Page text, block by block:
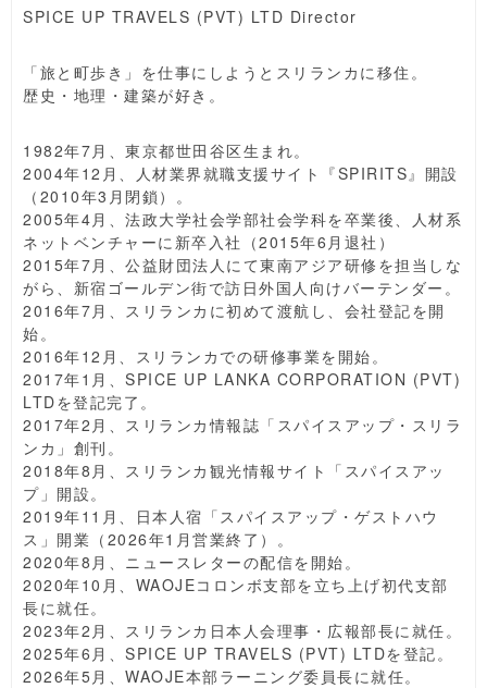
SPICE UP TRAVELS (PVT) LTD Director
「旅と町歩き」を仕事にしようとスリランカに移住。
歴史・地理・建築が好き。
1982年7月、東京都世田谷区生まれ。
2004年12月、人材業界就職支援サイト『SPIRITS』開設
（2010年3月閉鎖）。
2005年4月、法政大学社会学部社会学科を卒業後、人材系
ネットベンチャーに新卒入社（2015年6月退社）
2015年7月、公益財団法人にて東南アジア研修を担当しな
がら、新宿ゴールデン街で訪日外国人向けバーテンダー。
2016年7月、スリランカに初めて渡航し、会社登記を開
始。
2016年12月、スリランカでの研修事業を開始。
2017年1月、SPICE UP LANKA CORPORATION (PVT)
LTDを登記完了。
2017年2月、スリランカ情報誌「スパイスアップ・スリラ
ンカ」創刊。
2018年8月、スリランカ観光情報サイト「スパイスアッ
プ」開設。
2019年11月、日本人宿「スパイスアップ・ゲストハウ
ス」開業（2026年1月営業終了）。
2020年8月、ニュースレターの配信を開始。
2020年10月、WAOJEコロンボ支部を立ち上げ初代支部
長に就任。
2023年2月、スリランカ日本人会理事・広報部長に就任。
2025年6月、SPICE UP TRAVELS (PVT) LTDを登記。
2026年5月、WAOJE本部ラーニング委員長に就任。